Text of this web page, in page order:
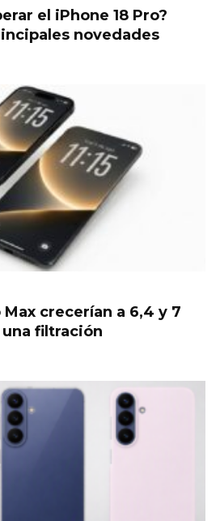
el iPhone 18 Pro?
novedades
crecerían a 6,4 y 7
filtración